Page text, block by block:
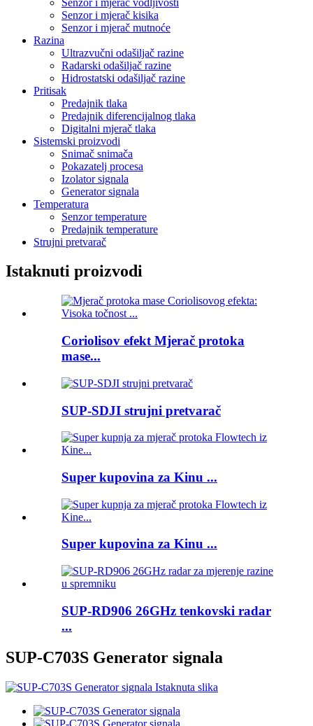
Senzor i mjerač kisika
Senzor i mjerač mutnoće
Razina
Ultrazvučni odašiljač razine
Radarski odašiljač razine
Hidrostatski odašiljač razine
Pritisak
Predajnik tlaka
Predajnik diferencijalnog tlaka
Digitalni mjerač tlaka
Sistemski proizvodi
Snimač snimača
Pokazatelj procesa
Izolator signala
Generator signala
Temperatura
Senzor temperature
Predajnik temperature
Strujni pretvarač
Istaknuti proizvodi
Coriolisov efekt Mjerač protoka
mase...
SUP-SDJI strujni pretvarač
Super kupovina za Kinu ...
Super kupovina za Kinu ...
SUP-RD906 26GHz tenkovski radar
...
SUP-C703S Generator signala